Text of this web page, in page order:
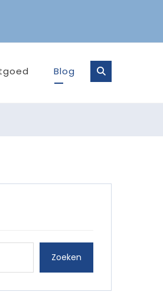
Blog
Zoeken